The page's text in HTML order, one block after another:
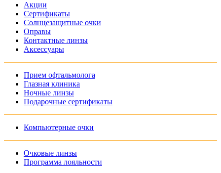
Акции
Сертификаты
Солнцезащитные очки
Оправы
Контактные линзы
Аксессуары
Прием офтальмолога
Глазная клиника
Ночные линзы
Подарочные сертификаты
Компьютерные очки
Очковые линзы
Программа лояльности